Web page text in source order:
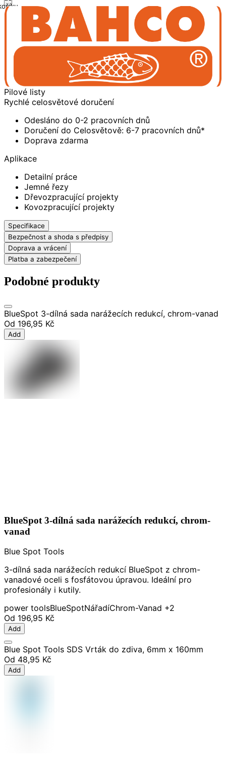
Pilové listy
Rychlé celosvětové doručení
Odesláno do 0-2 pracovních dnů
Doručení do Celosvětově: 6-7 pracovních dnů*
Doprava zdarma
Aplikace
Detailní práce
Jemné řezy
Dřevozpracující projekty
Kovozpracující projekty
Specifikace
Bezpečnost a shoda s předpisy
Doprava a vrácení
Platba a zabezpečení
Podobné produkty
BlueSpot 3-dílná sada narážecích redukcí, chrom-vanad
Od 196,95 Kč
Add
BlueSpot 3-dílná sada narážecích redukcí, chrom-
vanad
Blue Spot Tools
3-dílná sada narážecích redukcí BlueSpot z chrom-
vanadové oceli s fosfátovou úpravou. Ideální pro
profesionály i kutily.
power toolsBlueSpotNářadíChrom-Vanad +2
Od 196,95 Kč
Add
Blue Spot Tools SDS Vrták do zdiva, 6mm x 160mm
Od 48,95 Kč
Add